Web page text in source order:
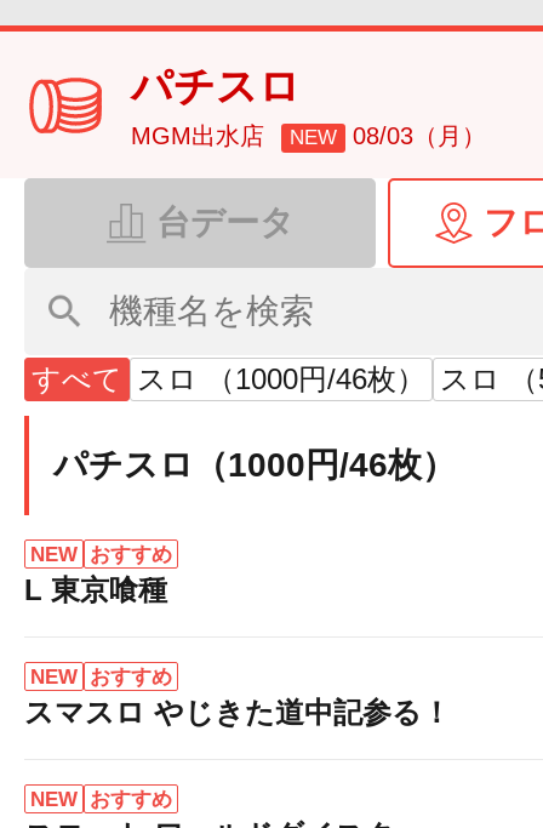
パチスロ
MGM出水店 NEW 08/03（月）
台データ フ
すべて スロ （1000円/46枚） スロ
パチスロ（1000円/46枚）
NEW おすすめ
L 東京喰種
NEW おすすめ
スマスロ やじきた道中記参る！
NEW おすすめ